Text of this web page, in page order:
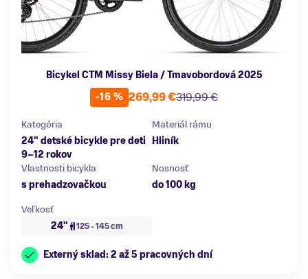
Bicykel CTM Missy Biela / Tmavobordová 2025
-16 %
319,99 €
269,99 €
Kategória
24" detské bicykle pre deti
9–12 rokov
Materiál rámu
Hliník
Vlastnosti bicykla
s prehadzovačkou
Nosnosť
do 100 kg
Veľkosť
24"
125 - 145 cm
Externý sklad: 2 až 5 pracovných dní